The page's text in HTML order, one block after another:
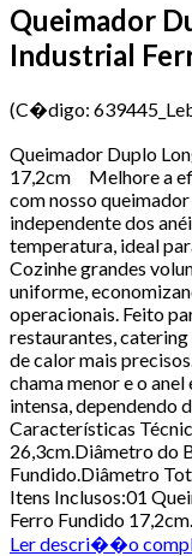
Queimador
Industrial
(C�digo:
Queimador Duplo
17,2cm Melhore a
com nosso
independente dos
temperatura, ideal
Cozinhe grandes
uniforme,
operacionais. Feito
restaurantes,
de calor mais
chama menor e o
intensa, dependendo
Características
26,3cm.Diâmetro do
Fundido.Diâmetro
Itens Inclusos:01
Ferro Fundido
Ler descri��o